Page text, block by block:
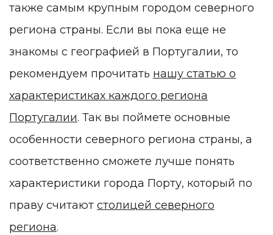
также самым крупным городом северного
региона страны. Если вы пока еще не
знакомы с географией в Португалии, то
рекомендуем прочитать нашу статью о
характеристиках каждого региона
Португалии. Так вы поймете основные
особенности северного региона страны, а
соответственно сможете лучше понять
характеристики города Порту, который по
праву считают столицей северного
региона.